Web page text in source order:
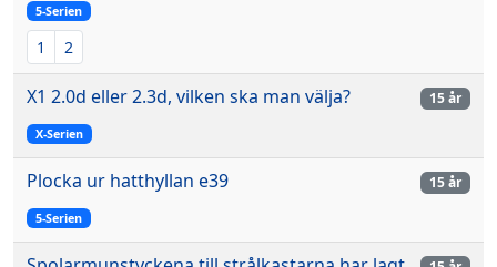
5-Serien
1 2
X1 2.0d eller 2.3d, vilken ska man välja?
X-Serien
15 år
Plocka ur hatthyllan e39
5-Serien
15 år